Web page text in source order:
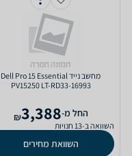
מחשב נייד Dell Pro 15 Essential
PV15250 LT-RD33-16993
‫החל מ-3,388
₪
השוואה ב-13 חנויות
השוואת מחירים